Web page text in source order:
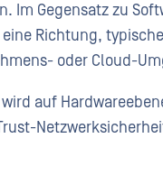
Im Gegensatz zu
Richtung,
oder Cloud-
auf